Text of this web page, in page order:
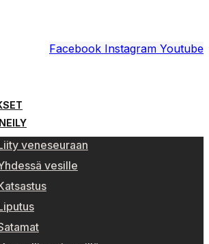
Facebook Instagram Youtube
veneseuraan
vesille